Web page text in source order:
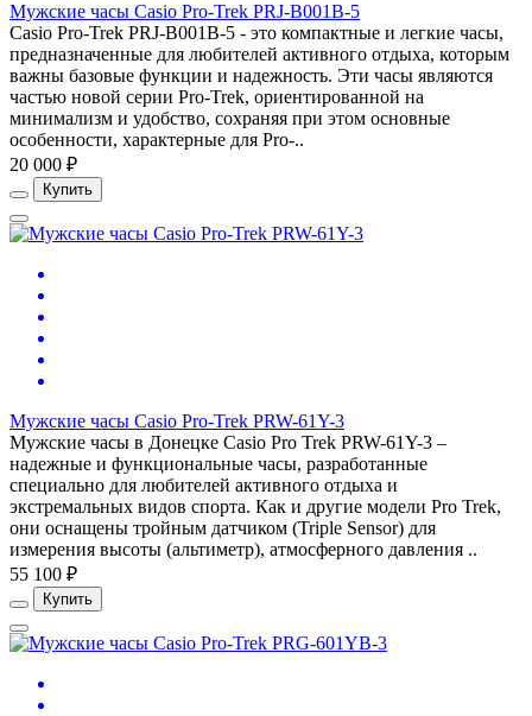
Мужские часы Casio Pro-Trek PRJ-B001B-5
Casio Pro-Trek PRJ-B001B-5 - это компактные и легкие часы,
предназначенные для любителей активного отдыха, которым
важны базовые функции и надежность. Эти часы являются
частью новой серии Pro-Trek, ориентированной на
минимализм и удобство, сохраняя при этом основные
особенности, характерные для Pro-..
20 000 ₽
Купить
Мужские часы Casio Pro-Trek PRW-61Y-3
Мужские часы в Донецке Casio Pro Trek PRW-61Y-3 –
надежные и функциональные часы, разработанные
специально для любителей активного отдыха и
экстремальных видов спорта. Как и другие модели Pro Trek,
они оснащены тройным датчиком (Triple Sensor) для
измерения высоты (альтиметр), атмосферного давления ..
55 100 ₽
Купить